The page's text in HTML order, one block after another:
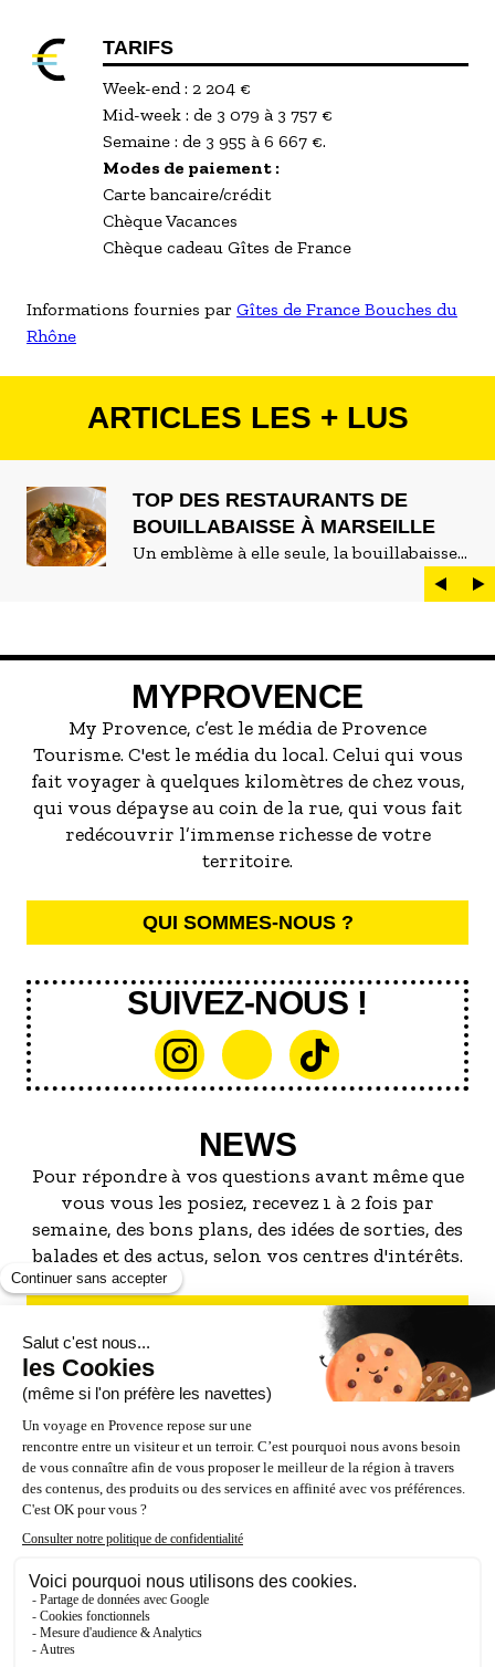
TARIFS
Week-end : 2 204 €
Mid-week : de 3 079 à 3 757 €
Semaine : de 3 955 à 6 667 €.
Modes de paiement :
Carte bancaire/crédit
Chèque Vacances
Chèque cadeau Gîtes de France
Informations fournies par Gîtes de France Bouches du
Rhône
ARTICLES LES + LUS
TOP DES RESTAURANTS DE
BOUILLABAISSE À MARSEILLE
Un emblème à elle seule, la bouillabaisse
est LE plat marseillais par excellence. On
peut d'ailleurs vite être submergé·e par la
servir la meilleure...
MYPROVENCE
My Provence, c’est le média de Provence
Tourisme. C'est le média du local. Celui qui vous
fait voyager à quelques kilomètres de chez vous,
qui vous dépayse au coin de la rue, qui vous fait
redécouvrir l’immense richesse de votre
territoire.
QUI SOMMES-NOUS ?
SUIVEZ-NOUS !
NEWS
Pour répondre à vos questions avant même que
vous vous les posiez, recevez 1 à 2 fois par
semaine, des bons plans, des idées de sorties, des
balades et des actus, selon vos centres d'intérêts.
S'INSCRIRE À LA NEWSLETTER
NOS PARTENAIRES
ESPACE PRO / PRESSE